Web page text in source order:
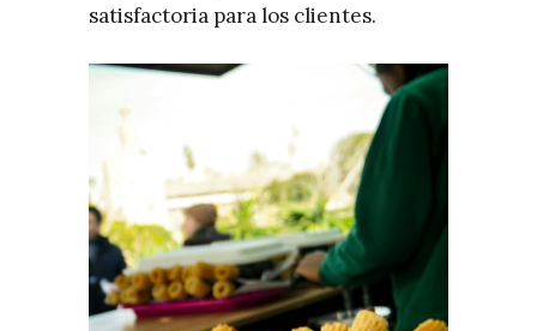
satisfactoria para los clientes.